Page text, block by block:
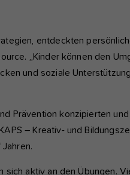
entdeckten
„Kinder können den
und soziale
Prävention konzipierten
– Kreativ- und
aktiv an den Übungen.
Zweck
Tracking und
youtube.